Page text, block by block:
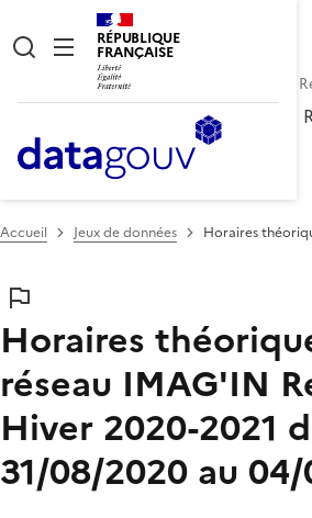
RÉPUBLIQUE
FRANÇAISE
Accueil Jeux de données Horaires
Horaires
réseau IMAG'IN
Hiver 2020-2021
31/08/2020 au 04/